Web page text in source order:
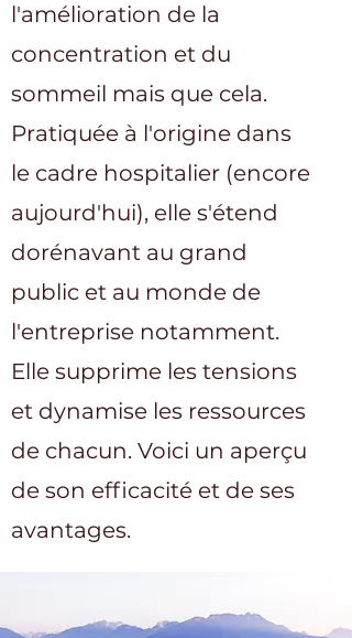
l'amélioration de la
concentration et du
sommeil mais que cela.
Pratiquée à l'origine dans
le cadre hospitalier (encore
aujourd'hui), elle s'étend
dorénavant au grand
public et au monde de
l'entreprise notamment.
Elle supprime les tensions
et dynamise les ressources
de chacun. Voici un aperçu
de son efficacité et de ses
avantages.